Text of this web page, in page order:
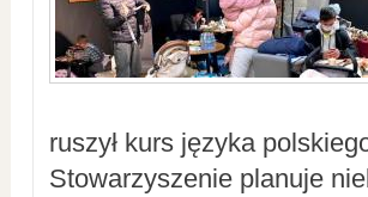
ruszył kurs języka
Stowarzyszenie planuje